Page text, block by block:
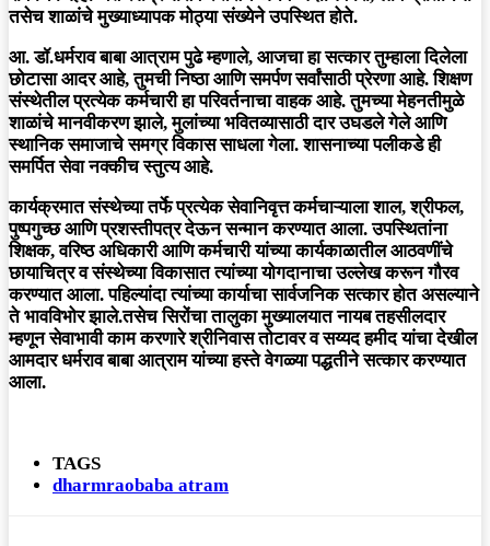
तसेच शाळांचे मुख्याध्यापक मोठ्या संख्येने उपस्थित होते.
आ. डॉ.धर्मराव बाबा आत्राम पुढे म्हणाले, आजचा हा सत्कार तुम्हाला दिलेला
छोटासा आदर आहे, तुमची निष्ठा आणि समर्पण सर्वांसाठी प्रेरणा आहे. शिक्षण
संस्थेतील प्रत्येक कर्मचारी हा परिवर्तनाचा वाहक आहे. तुमच्या मेहनतीमुळे
शाळांचे मानवीकरण झाले, मुलांच्या भवितव्यासाठी दार उघडले गेले आणि
स्थानिक समाजाचे समग्र विकास साधला गेला. शासनाच्या पलीकडे ही
समर्पित सेवा नक्कीच स्तुत्य आहे.
कार्यक्रमात संस्थेच्या तर्फे प्रत्येक सेवानिवृत्त कर्मचाऱ्याला शाल, श्रीफल,
पुष्पगुच्छ आणि प्रशस्तीपत्र देऊन सन्मान करण्यात आला. उपस्थितांना
शिक्षक, वरिष्ठ अधिकारी आणि कर्मचारी यांच्या कार्यकाळातील आठवणींचे
छायाचित्र व संस्थेच्या विकासात त्यांच्या योगदानाचा उल्लेख करून गौरव
करण्यात आला. पहिल्यांदा त्यांच्या कार्याचा सार्वजनिक सत्कार होत असल्याने
ते भावविभोर झाले.तसेच सिरोंचा तालुका मुख्यालयात नायब तहसीलदार
म्हणून सेवाभावी काम करणारे श्रीनिवास तोटावर व सय्यद हमीद यांचा देखील
आमदार धर्मराव बाबा आत्राम यांच्या हस्ते वेगळ्या पद्धतीने सत्कार करण्यात
आला.
TAGS
dharmraobaba atram